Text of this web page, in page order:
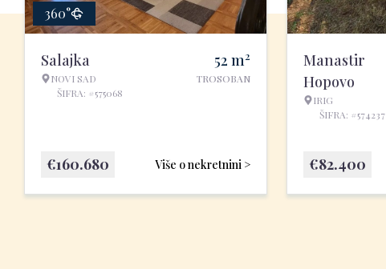
360°
Salajka
NOVI SAD
ŠIFRA: #575068
52 m2
TROSOBAN
Više o nekretnini >
€160.680
Manastir
Hopovo
IRIG
ŠIFRA: #574237
€82.400